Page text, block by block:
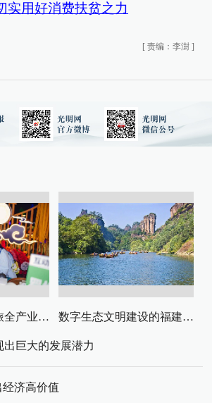
实用好消费扶贫之力
[ 责编：李澍 ]
从票根经济到文旅全产业链升级 数字生态文明建设的福建路径与启示
巨大的发展潜力
经济高价值